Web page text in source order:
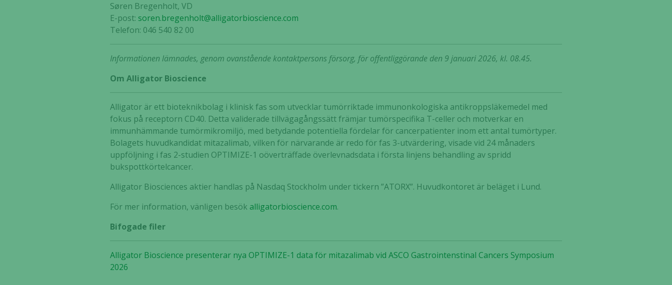
Søren Bregenholt, VD
E-post: soren.bregenholt@alligatorbioscience.com
Telefon: 046 540 82 00
Informationen lämnades, genom ovanstående kontaktpersons försorg, för offentliggörande den 9 januari 2026, kl. 08.45.
Om Alligator Bioscience
Alligator är ett bioteknikbolag i klinisk fas som utvecklar tumörriktade immunonkologiska antikroppsläkemedel med
fokus på receptorn CD40. Detta validerade tillvägagångssätt främjar tumörspecifika T-celler och motverkar en
immunhämmande tumörmikromiljö, med betydande potentiella fördelar för cancerpatienter inom ett antal tumörtyper.
Bolagets huvudkandidat mitazalimab, vilken för närvarande är redo för fas 3-utvärdering, visade vid 24 månaders
uppföljning i fas 2-studien OPTIMIZE-1 oöverträffade överlevnadsdata i första linjens behandling av spridd
bukspottkörtelcancer.
Alligator Biosciences aktier handlas på Nasdaq Stockholm under tickern ”ATORX”. Huvudkontoret är beläget i Lund.
För mer information, vänligen besökalligatorbioscience.com.
Bifogade filer
Alligator Bioscience presenterar nya OPTIMIZE-1 data för mitazalimab vid ASCO Gastrointenstinal Cancers Symposium
2026
Nödvändiga
över huvud